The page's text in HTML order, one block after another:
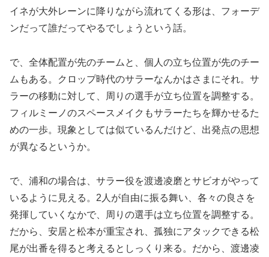
イネが大外レーンに降りながら流れてくる形は、フォーデ
ンだって誰だってやるでしょうという話。
で、全体配置が先のチームと、個人の立ち位置が先のチー
ムもある。クロップ時代のサラーなんかはさまにそれ。サ
ラーの移動に対して、周りの選手が立ち位置を調整する。
フィルミーノのスペースメイクもサラーたちを輝かせるた
めの一歩。現象としては似ているんだけど、出発点の思想
が異なるというか。
で、浦和の場合は、サラー役を渡邊凌磨とサビオがやって
いるように見える。2人が自由に振る舞い、各々の良さを
発揮していくなかで、周りの選手は立ち位置を調整する。
だから、安居と松本が重宝され、孤独にアタックできる松
尾が出番を得ると考えるとしっくり来る。だから、渡邊凌